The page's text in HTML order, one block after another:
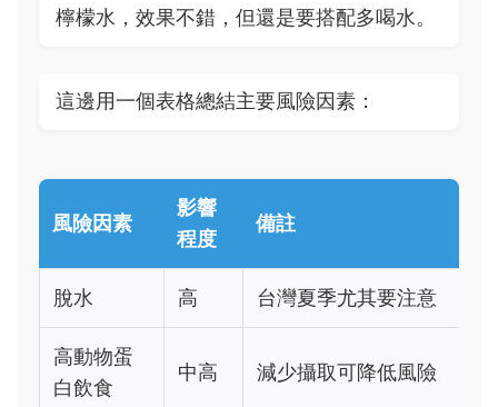
檸檬水，效果不錯，但還是要搭配多喝水。
這邊用一個表格總結主要風險因素：
風險因素
影響
程度
備註
脫水 高 台灣夏季尤其要注意
高動物蛋
白飲食
中高 減少攝取可降低風險